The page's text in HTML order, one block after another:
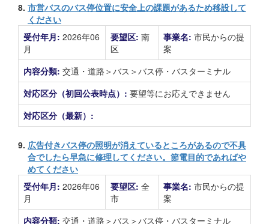
8. 市営バスのバス停位置に安全上の課題があるため移設して
ください
受付年月: 2026年06
月
要望区: 南
区
事業名: 市民からの提
案
内容分類: 交通・道路＞バス＞バス停・バスターミナル
対応区分（初回公表時点）: 要望等にお応えできません
対応区分（最新）:
9. 広告付きバス停の照明が消えているところがあるので不具
合でしたら早急に修理してください。節電目的であればや
めてください
受付年月: 2026年06
月
要望区: 全
市
事業名: 市民からの提
案
内容分類: 交通・道路＞バス＞バス停・バスターミナル